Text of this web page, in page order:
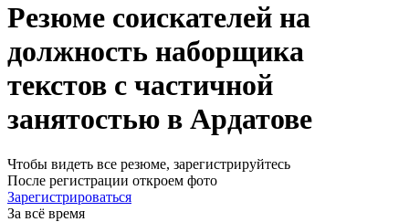
Резюме соискателей на
должность наборщика
текстов с частичной
занятостью в Ардатове
Чтобы видеть все резюме, зарегистрируйтесь
После регистрации откроем фото
Зарегистрироваться
За всё время